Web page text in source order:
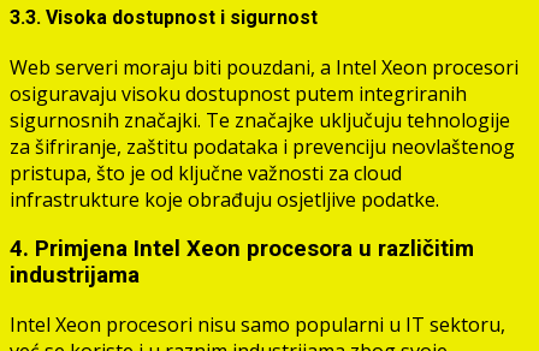
3.3. Visoka dostupnost i sigurnost
Web serveri moraju biti pouzdani, a Intel Xeon procesori
osiguravaju visoku dostupnost putem integriranih
sigurnosnih značajki. Te značajke uključuju tehnologije
za šifriranje, zaštitu podataka i prevenciju neovlaštenog
pristupa, što je od ključne važnosti za cloud
infrastrukture koje obrađuju osjetljive podatke.
4. Primjena Intel Xeon procesora u različitim
industrijama
Intel Xeon procesori nisu samo popularni u IT sektoru,